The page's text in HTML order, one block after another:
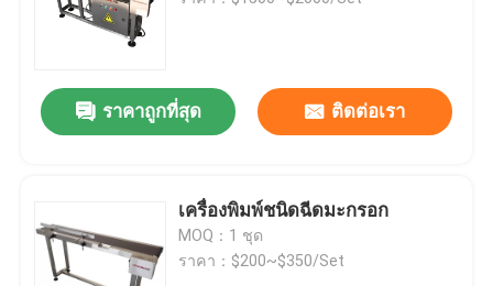
ราคาถูกที่สุด ติดต่อเรา
เครื่องพิมพ์ชนิดฉีดมะกรอก
MOQ：1 ชุด
ราคา：$200~$350/Set